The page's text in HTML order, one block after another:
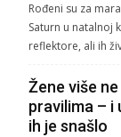
Rođeni su za
Saturn u natalnoj
reflektore, ali ih
Žene više
pravilima – i
ih je snašlo